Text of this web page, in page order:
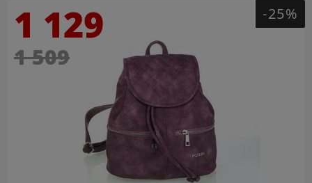
1 129
1 509
-25%